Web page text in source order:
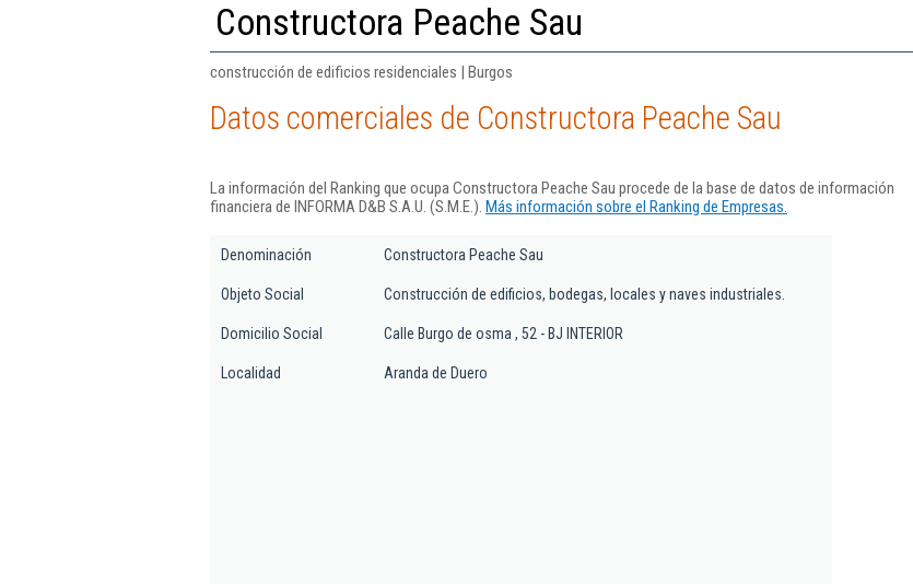
Constructora Peache Sau
construcción de edificios residenciales | Burgos
Datos comerciales de Constructora Peache Sau
La información del Ranking que ocupa Constructora Peache Sau procede de la base de datos de información
financiera de INFORMA D&B S.A.U. (S.M.E.). Más información sobre el Ranking de Empresas.
Denominación Constructora Peache Sau
Objeto Social Construcción de edificios, bodegas, locales y naves industriales.
Domicilio Social Calle Burgo de osma , 52 - BJ INTERIOR
Localidad Aranda de Duero